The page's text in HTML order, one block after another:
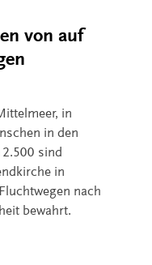
von auf
in
in den
sind
in
nach
bewahrt.